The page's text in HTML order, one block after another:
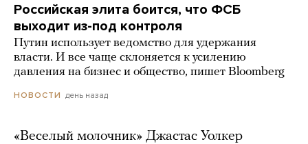
Российская элита боится, что ФСБ
выходит из-под контроля
Путин использует ведомство для удержания
власти. И все чаще склоняется к усилению
давления на бизнес и общество, пишет Bloomberg
НОВОСТИ день назад
«Веселый молочник» Джастас Уолкер